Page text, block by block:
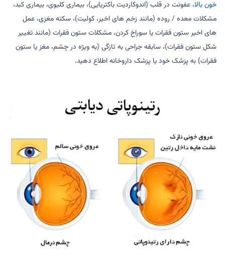
خون بالا، عفونت در قلب (اندوکاردیت باکتریایی)، بیماری کلیوی، بیماری کبد،
مشکلات معده / روده (مانند زخم های اخیر، کولیت)، سکته مغزی، عمل
های اخیر ستون فقرات یا سوراخ کردن، مشکلات ستون فقرات (مانند تغییر
شکل ستون فقرات)، سابقه جراحی به تازگی (به ویژه در چشم، مغز یا ستون
فقرات) به پزشک خود یا پزشک داروخانه اطلاع دهید.